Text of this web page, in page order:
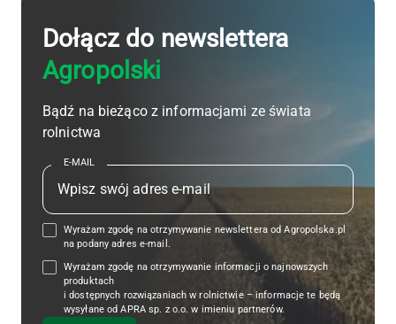
Dołącz do newslettera
Agropolski
Bądź na bieżąco z informacjami ze świata
rolnictwa
E-MAIL
Wyrażam zgodę na otrzymywanie newslettera od Agropolska.pl
na podany adres e-mail.
Wyrażam zgodę na otrzymywanie informacji o najnowszych
produktach
i dostępnych rozwiązaniach w rolnictwie – informacje te będą
wysyłane od APRA sp. z o.o. w imieniu partnerów.